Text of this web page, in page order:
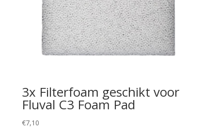
3x Filterfoam geschikt voor
Fluval C3 Foam Pad
€7,10